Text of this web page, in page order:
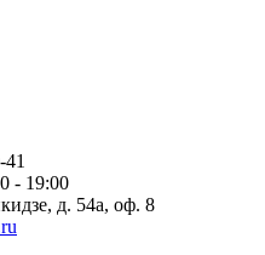
- 19:00
д. 54а, оф. 8